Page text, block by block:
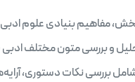
مفاهیم بنیادی علوم ادبی
و بررسی متون مختلف ادبی
بررسی نکات دستوری،